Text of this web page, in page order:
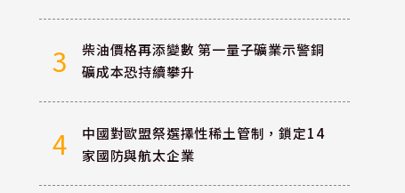
3
柴油價格再添變數 第一量子礦業示警銅
礦成本恐持續攀升
4
中國對歐盟祭選擇性稀土管制，鎖定14
家國防與航太企業